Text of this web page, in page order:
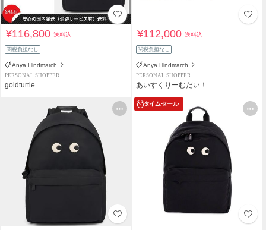
¥116,800送料込
関税負担なし
Anya Hindmarch
PERSONAL SHOPPER
goldturtle
¥112,000送料込
関税負担なし
Anya Hindmarch
PERSONAL SHOPPER
あいすくりーむだい！
タイムセール